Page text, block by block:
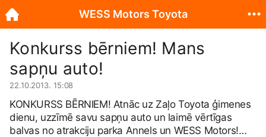
Konkurss bērniem! Mans
sapņu auto!
22.10.2013. 15:08
KONKURSS BĒRNIEM! Atnāc uz Zaļo Toyota ģimenes
dienu, uzzīmē savu sapņu auto un laimē vērtīgas
balvas no atrakciju parka Annels un WESS Motors!
WESS Motors Toyota